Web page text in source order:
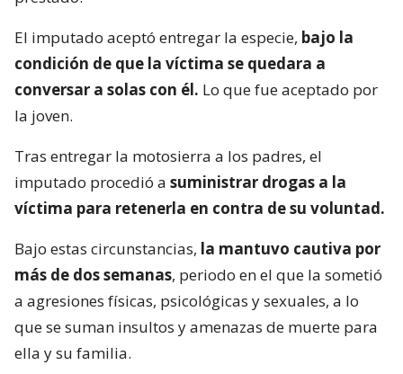
El imputado aceptó entregar la especie, bajo la
condición de que la víctima se quedara a
conversar a solas con él. Lo que fue aceptado por
la joven.
Tras entregar la motosierra a los padres, el
imputado procedió a suministrar drogas a la
víctima para retenerla en contra de su voluntad.
Bajo estas circunstancias, la mantuvo cautiva por
más de dos semanas, periodo en el que la sometió
a agresiones físicas, psicológicas y sexuales, a lo
que se suman insultos y amenazas de muerte para
ella y su familia.